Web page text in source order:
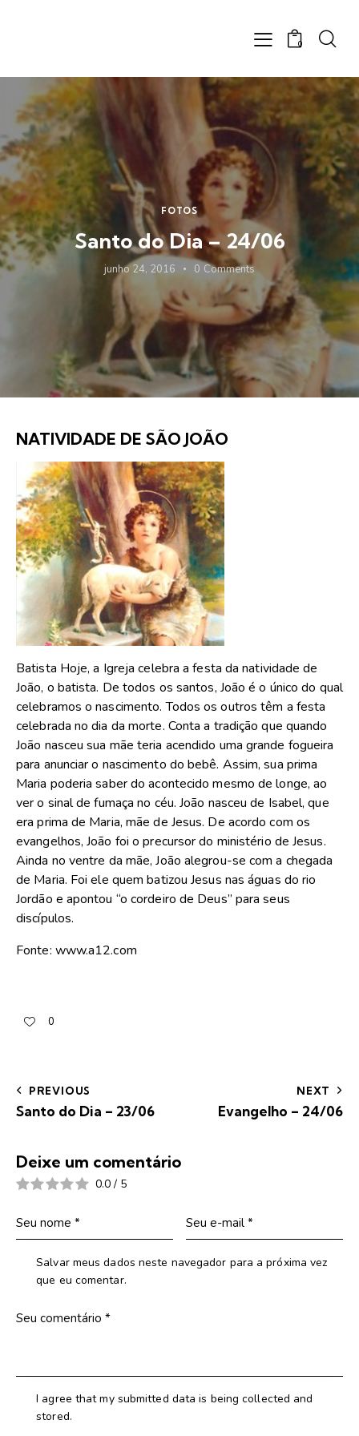
0
FOTOS
Santo do Dia – 24/06
junho 24, 2016 0 Comments
NATIVIDADE DE SÃO JOÃO
Batista Hoje, a Igreja celebra a festa da natividade de
João, o batista. De todos os santos, João é o único do qual
celebramos o nascimento. Todos os outros têm a festa
celebrada no dia da morte. Conta a tradição que quando
João nasceu sua mãe teria acendido uma grande fogueira
para anunciar o nascimento do bebê. Assim, sua prima
Maria poderia saber do acontecido mesmo de longe, ao
ver o sinal de fumaça no céu. João nasceu de Isabel, que
era prima de Maria, mãe de Jesus. De acordo com os
evangelhos, João foi o precursor do ministério de Jesus.
Ainda no ventre da mãe, João alegrou-se com a chegada
de Maria. Foi ele quem batizou Jesus nas águas do rio
Jordão e apontou “o cordeiro de Deus” para seus
discípulos.
Fonte: www.a12.com
0
PREVIOUS
Santo do Dia – 23/06
NEXT
Evangelho – 24/06
Deixe um comentário
0.0 / 5
Salvar meus dados neste navegador para a próxima vez
que eu comentar.
I agree that my submitted data is being collected and
stored.